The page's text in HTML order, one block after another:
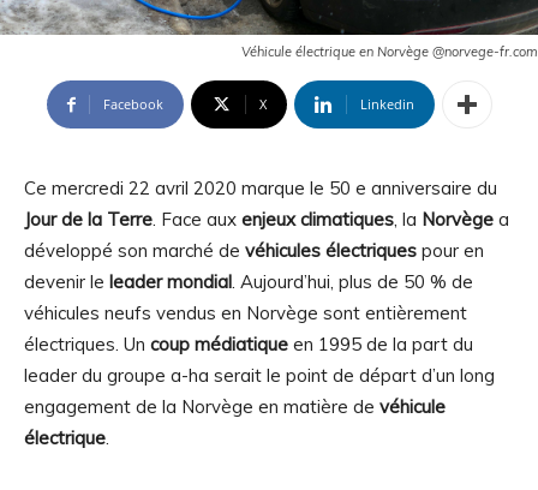
Véhicule électrique en Norvège @norvege-fr.com
Facebook X Linkedin
Ce mercredi 22 avril 2020 marque le 50 e anniversaire du
Jour de la Terre. Face aux enjeux climatiques, la Norvège a
développé son marché de véhicules électriques pour en
devenir le leader mondial. Aujourd’hui, plus de 50 % de
véhicules neufs vendus en Norvège sont entièrement
électriques. Un coup médiatique en 1995 de la part du
leader du groupe a-ha serait le point de départ d’un long
engagement de la Norvège en matière de véhicule
électrique.